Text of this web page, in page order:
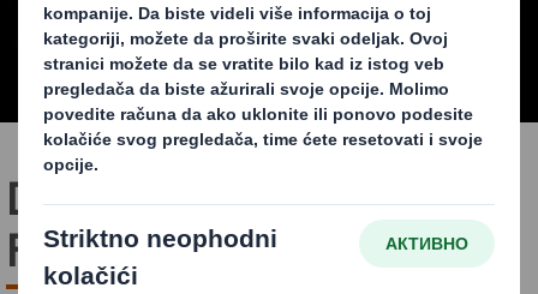
DS Smith prisustvovao 11.
FMCG samitu u Beogradu.